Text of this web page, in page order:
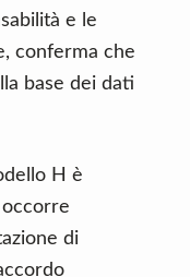
e le
conferma che
base dei dati
H è
di